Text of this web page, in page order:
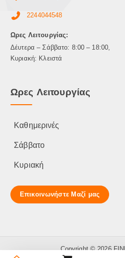
2244044548
Ωρες Λειτουργίας:
Δέυτερα – Σάββατο: 8:00 – 18:00,
Κυριακή: Κλειστά
Ωρες Λειτουργίας
Καθημερινές
Σάββατο
Κυριακή
Επικοινωνήστε Μαζί μας
Copyright © 2026